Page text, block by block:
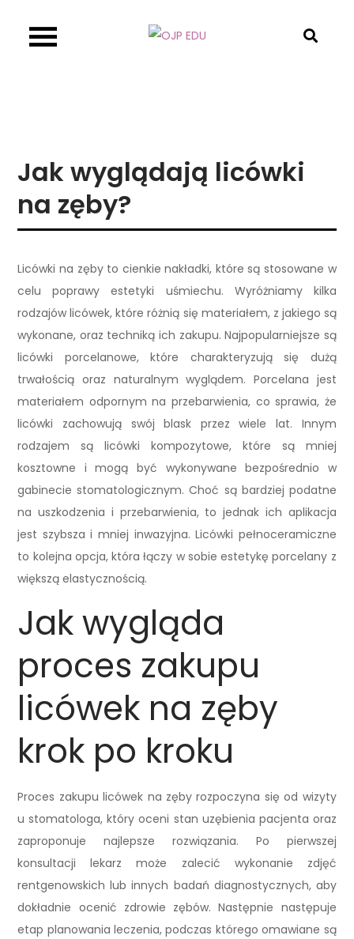
Jak wyglądają licówki
na zęby?
Licówki na zęby to cienkie nakładki, które są stosowane w
celu poprawy estetyki uśmiechu. Wyróżniamy kilka
rodzajów licówek, które różnią się materiałem, z jakiego są
wykonane, oraz techniką ich zakupu. Najpopularniejsze są
licówki porcelanowe, które charakteryzują się dużą
trwałością oraz naturalnym wyglądem. Porcelana jest
materiałem odpornym na przebarwienia, co sprawia, że
licówki zachowują swój blask przez wiele lat. Innym
rodzajem są licówki kompozytowe, które są mniej
kosztowne i mogą być wykonywane bezpośrednio w
gabinecie stomatologicznym. Choć są bardziej podatne
na uszkodzenia i przebarwienia, to jednak ich aplikacja
jest szybsza i mniej inwazyjna. Licówki pełnoceramiczne
to kolejna opcja, która łączy w sobie estetykę porcelany z
większą elastycznością.
Jak wygląda
proces zakupu
licówek na zęby
krok po kroku
Proces zakupu licówek na zęby rozpoczyna się od wizyty
u stomatologa, który oceni stan uzębienia pacjenta oraz
zaproponuje najlepsze rozwiązania. Po pierwszej
konsultacji lekarz może zalecić wykonanie zdjęć
rentgenowskich lub innych badań diagnostycznych, aby
dokładnie ocenić zdrowie zębów. Następnie następuje
etap planowania leczenia, podczas którego omawiane są